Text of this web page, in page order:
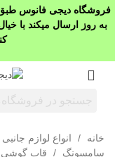
فروشگاه دیجی فانوس
به روز ارسال میکند با
خانه / انواع لوازم
سامسونگ
/ قاب گوشی s24 ultra